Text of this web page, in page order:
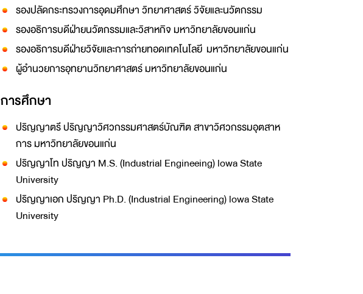
รองปลัดกระทรวงการอุดมศึกษา วิทยาศาสตร์ วิจัยและนวัตกรรม
รองอธิการบดีฝ่ายนวัตกรรมและวิสาหกิจ มหาวิทยาลัยขอนแก่น
รองอธิการบดีฝ่ายวิจัยและการถ่ายทอดเทคโนโลยี มหาวิทยาลัยขอนแก่น
ผู้อำนวยการอุทยานวิทยาศาสตร์ มหาวิทยาลัยขอนแก่น
การศึกษา
ปริญญาตรี ปริญญาวิศวกรรมศาสตร์บัณฑิต สาขาวิศวกรรมอุตสาห
การ มหาวิทยาลัยขอนแก่น
ปริญญาโท ปริญญา M.S. (Industrial Engineeing) lowa State
University
ปริญญาเอก ปริญญา Ph.D. (Industrial Engineering) lowa State
University